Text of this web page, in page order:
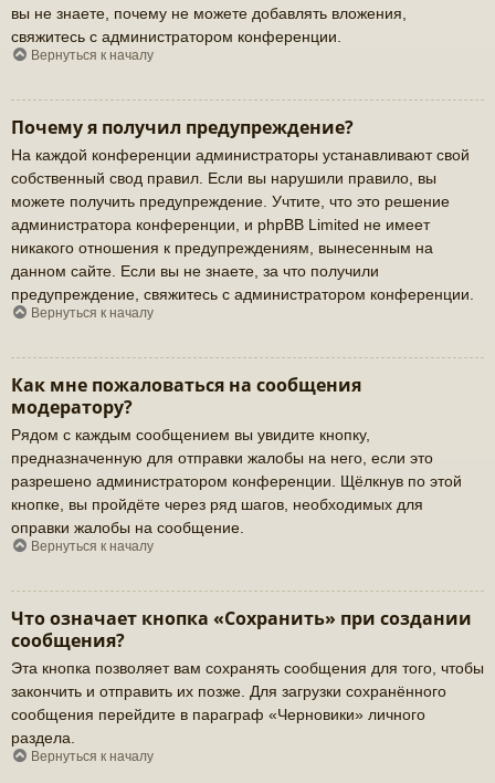
вы не знаете, почему не можете добавлять вложения,
свяжитесь с администратором конференции.
Вернуться к началу
Почему я получил предупреждение?
На каждой конференции администраторы устанавливают свой
собственный свод правил. Если вы нарушили правило, вы
можете получить предупреждение. Учтите, что это решение
администратора конференции, и phpBB Limited не имеет
никакого отношения к предупреждениям, вынесенным на
данном сайте. Если вы не знаете, за что получили
предупреждение, свяжитесь с администратором конференции.
Вернуться к началу
Как мне пожаловаться на сообщения
модератору?
Рядом с каждым сообщением вы увидите кнопку,
предназначенную для отправки жалобы на него, если это
разрешено администратором конференции. Щёлкнув по этой
кнопке, вы пройдёте через ряд шагов, необходимых для
оправки жалобы на сообщение.
Вернуться к началу
Что означает кнопка «Сохранить» при создании
сообщения?
Эта кнопка позволяет вам сохранять сообщения для того, чтобы
закончить и отправить их позже. Для загрузки сохранённого
сообщения перейдите в параграф «Черновики» личного
раздела.
Вернуться к началу